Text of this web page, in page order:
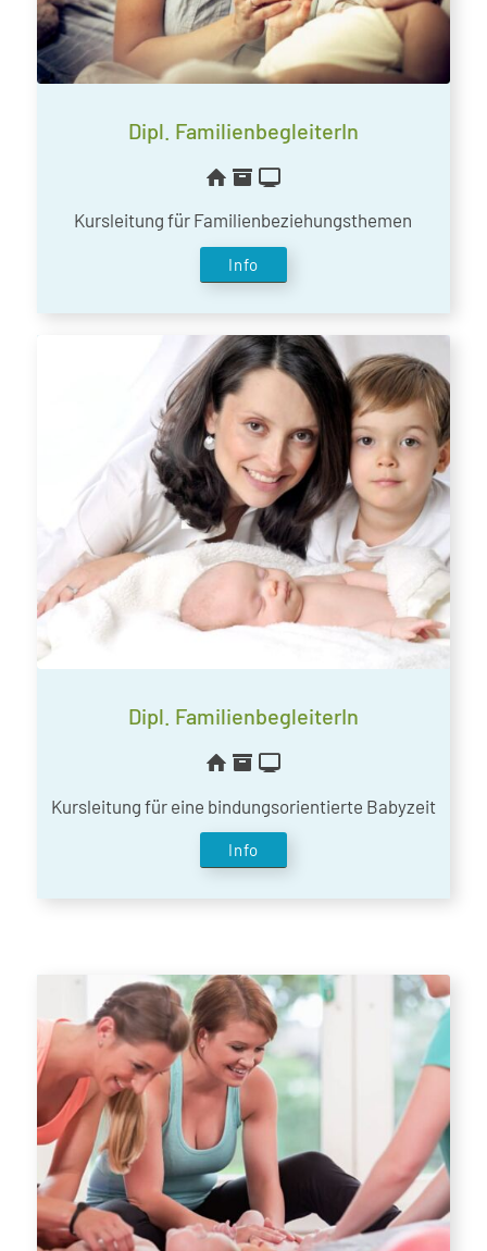
Dipl. FamilienbegleiterIn
Kursleitung für Familienbeziehungsthemen
Info
Dipl. FamilienbegleiterIn
Kursleitung für eine bindungsorientierte Babyzeit
Info